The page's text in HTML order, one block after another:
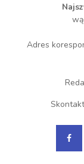
Adres